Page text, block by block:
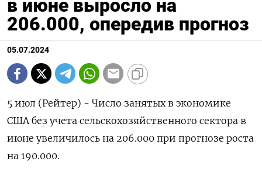
в июне выросло на
206.000, опередив прогноз
05.07.2024
5 июл (Рейтер) - Число занятых в экономике
США без учета сельскохозяйственного сектора в
июне увеличилось на 206.000 при прогнозе роста
на 190.000.